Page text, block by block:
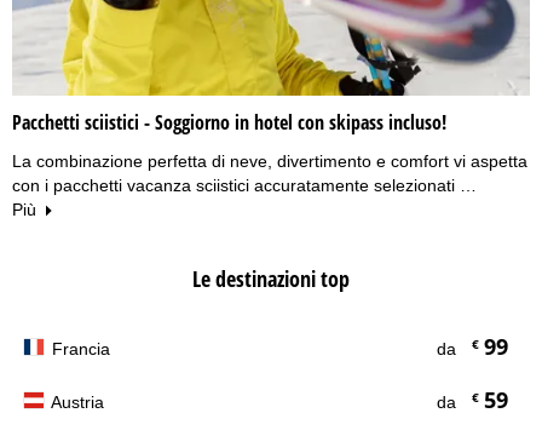
Pacchetti sciistici - Soggiorno in hotel con skipass incluso!
La combinazione perfetta di neve, divertimento e comfort vi aspetta
con i pacchetti vacanza sciistici accuratamente selezionati …
Più
Le destinazioni top
Francia da €99
Austria da €59